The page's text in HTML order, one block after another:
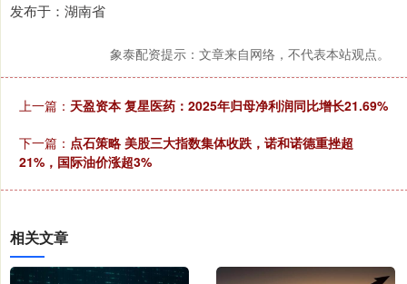
发布于：湖南省
象泰配资提示：文章来自网络，不代表本站观点。
上一篇： 天盈资本 复星医药：2025年归母净利润同比增长21.69%
下一篇： 点石策略 美股三大指数集体收跌，诺和诺德重挫超
21%，国际油价涨超3%
相关文章